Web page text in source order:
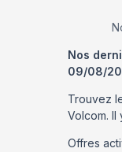
Nos
09/08/
Trouvez
Volcom. Il
Offres